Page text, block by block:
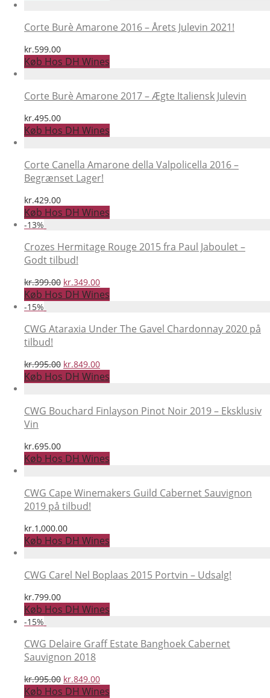
Corte Burè Amarone 2016 – Årets Julevin 2021!
kr.599.00
Køb Hos DH Wines
Corte Burè Amarone 2017 – Ægte Italiensk Julevin
kr.495.00
Køb Hos DH Wines
Corte Canella Amarone della Valpolicella 2016 –
Begrænset Lager!
kr.429.00
Køb Hos DH Wines
-13%
Crozes Hermitage Rouge 2015 fra Paul Jaboulet –
Godt tilbud!
kr.399.00 Den
oprindelige
pris
kr.399.00.
kr.349.00Den
aktuelle
pris
kr.349.00.
Køb Hos DH Wines
-15%
CWG Ataraxia Under The Gavel Chardonnay 2020 på
tilbud!
kr.995.00 Den
oprindelige
pris
kr.995.00.
kr.849.00Den
aktuelle
pris
kr.849.00.
Køb Hos DH Wines
CWG Bouchard Finlayson Pinot Noir 2019 – Eksklusiv
Vin
kr.695.00
Køb Hos DH Wines
CWG Cape Winemakers Guild Cabernet Sauvignon
2019 på tilbud!
kr.1,000.00
Køb Hos DH Wines
CWG Carel Nel Boplaas 2015 Portvin – Udsalg!
kr.799.00
Køb Hos DH Wines
-15%
CWG Delaire Graff Estate Banghoek Cabernet
Sauvignon 2018
kr.995.00 Den
oprindelige
kr.849.00Den
aktuelle
Køb Hos DH Wines